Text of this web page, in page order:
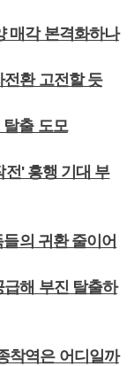
매각 본격화하나
환 고전할 듯
출 도모
전' 흥행 기대 부
의 귀환 줄이어
해 부진 탈출하
착역은 어디일까